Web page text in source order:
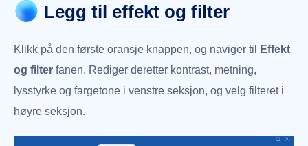
Legg til effekt og filter
Klikk på den første oransje knappen, og naviger til
Effekt
og filter fanen. Rediger deretter kontrast, metning,
lysstyrke og fargetone i venstre seksjon, og velg filteret i
høyre seksjon.